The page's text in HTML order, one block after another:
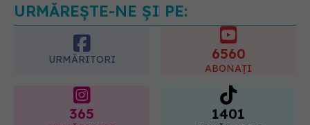
URMĂREȘTE-NE ȘI PE:
URMĂRITORI 6560
ABONAȚI
365 1401